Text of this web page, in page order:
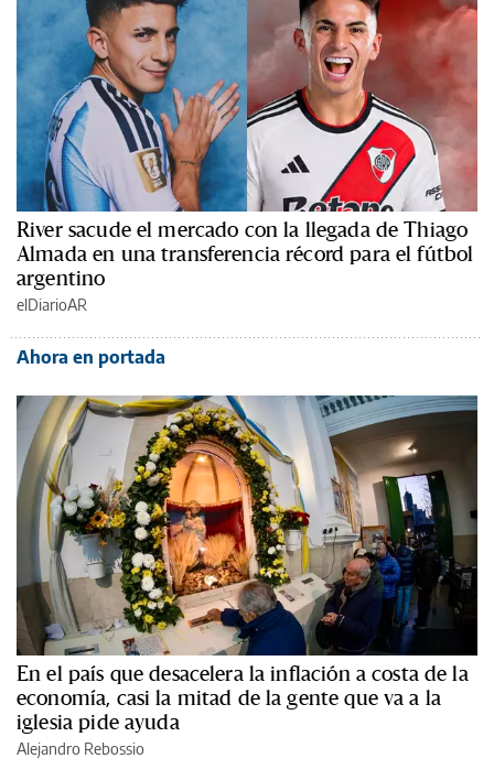
River sacude el mercado con la llegada de Thiago
Almada en una transferencia récord para el fútbol
argentino
elDiarioAR
Ahora en portada
En el país que desacelera la inflación a costa de la
economía, casi la mitad de la gente que va a la
iglesia pide ayuda
Alejandro Rebossio